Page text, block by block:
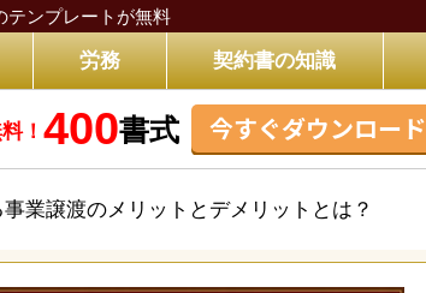
テンプレートが無料
労務 契約書の知識
！ 400書式 今すぐダウンロード
業譲渡のメリットとデメリットとは？